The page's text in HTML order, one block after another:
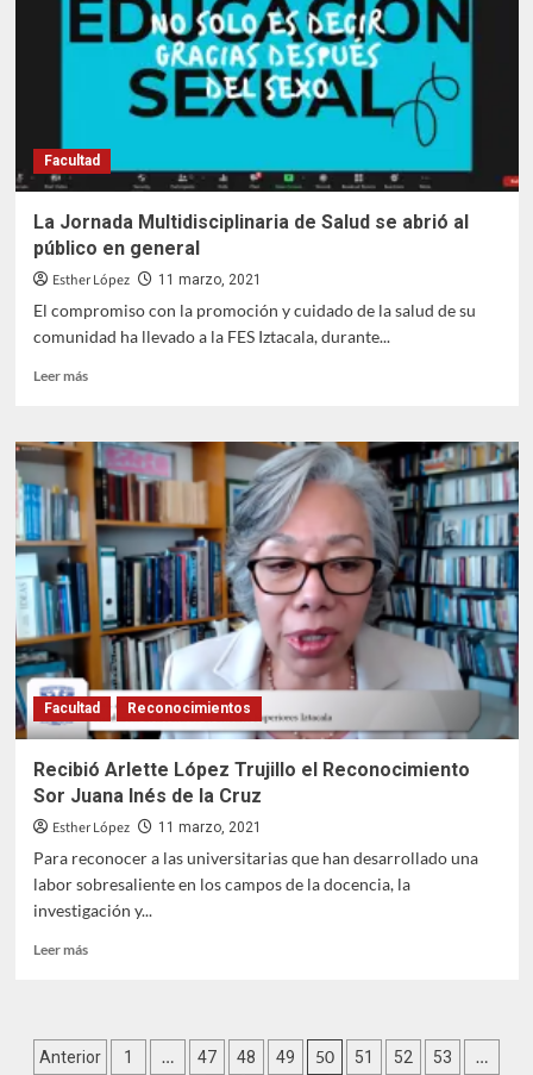
Arizmendi
presentó
Primer
Informe
Facultad
La Jornada Multidisciplinaria de Salud se abrió al
público en general
Esther López 11 marzo, 2021
El compromiso con la promoción y cuidado de la salud de su
comunidad ha llevado a la FES Iztacala, durante...
Leer másLeer
La
Jornada
Multidisciplinaria
de
Salud
se
abrió
público
en
general
Facultad Reconocimientos
Recibió Arlette López Trujillo el Reconocimiento
Sor Juana Inés de la Cruz
Esther López 11 marzo, 2021
Para reconocer a las universitarias que han desarrollado una
labor sobresaliente en los campos de la docencia, la
investigación y...
Leer másLeer
Arlette
López
Paginación
Anterior 1 … 47 48 49 50 51 52 53 …